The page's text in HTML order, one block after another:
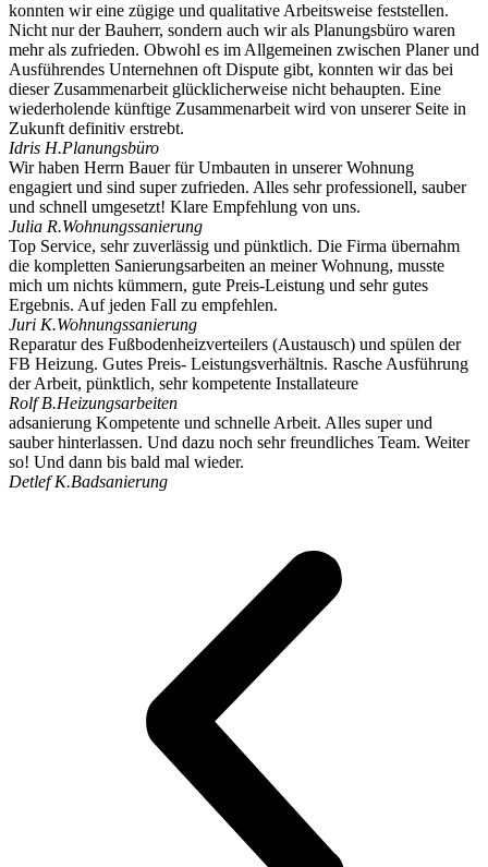
konnten wir eine zügige und qualitative Arbeitsweise feststellen.
Nicht nur der Bauherr, sondern auch wir als Planungsbüro waren
mehr als zufrieden. Obwohl es im Allgemeinen zwischen Planer und
Ausführendes Unternehnen oft Dispute gibt, konnten wir das bei
dieser Zusammenarbeit glücklicherweise nicht behaupten. Eine
wiederholende künftige Zusammenarbeit wird von unserer Seite in
Zukunft definitiv erstrebt.
Idris H.Planungsbüro
Wir haben Herrn Bauer für Umbauten in unserer Wohnung
engagiert und sind super zufrieden. Alles sehr professionell, sauber
und schnell umgesetzt! Klare Empfehlung von uns.
Julia R.Wohnungssanierung
Top Service, sehr zuverlässig und pünktlich. Die Firma übernahm
die kompletten Sanierungsarbeiten an meiner Wohnung, musste
mich um nichts kümmern, gute Preis-Leistung und sehr gutes
Ergebnis. Auf jeden Fall zu empfehlen.
Juri K.Wohnungssanierung
Reparatur des Fußbodenheizverteilers (Austausch) und spülen der
FB Heizung. Gutes Preis- Leistungsverhältnis. Rasche Ausführung
der Arbeit, pünktlich, sehr kompetente Installateure
Rolf B.Heizungsarbeiten
adsanierung Kompetente und schnelle Arbeit. Alles super und
sauber hinterlassen. Und dazu noch sehr freundliches Team. Weiter
so! Und dann bis bald mal wieder.
Detlef K.Badsanierung